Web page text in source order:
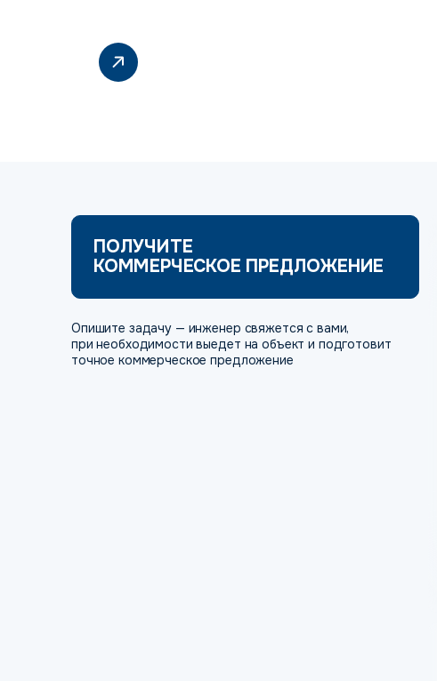
ПОЛУЧИТЕ
КОММЕРЧЕСКОЕ ПРЕДЛОЖЕНИЕ
Опишите задачу — инженер свяжется с вами,
при необходимости выедет на объект и подготовит
точное коммерческое предложение